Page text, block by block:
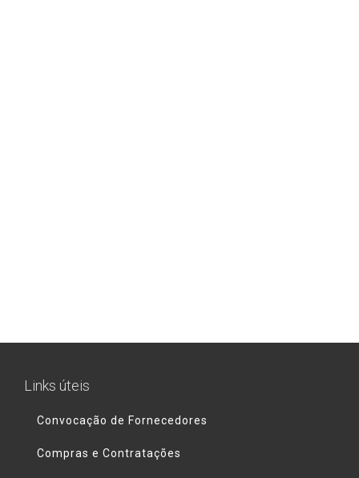
Links úteis
Convocação de Fornecedores
Compras e Contratações